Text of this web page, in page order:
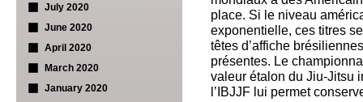
July 2020
June 2020
April 2020
March 2020
January 2020
place. Si le niveau
exponentielle, ces titres
têtes d’affiche
présentes. Le
valeur étalon du Jiu-Jitsu
l’IBJJF lui permet